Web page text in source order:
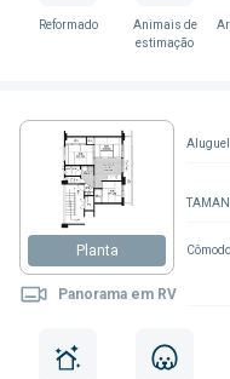
Reformado
Animais de
estimação
Planta
Panorama em RV